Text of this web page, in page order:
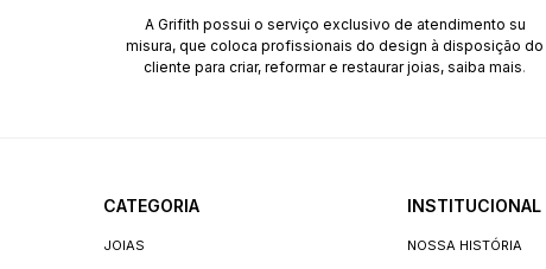
A Grifith possui o serviço exclusivo de atendimento su
misura, que coloca profissionais do design à disposição do
cliente para criar, reformar e restaurar joias, saiba mais.
CATEGORIA
JOIAS
INSTITUCIONAL
NOSSA HISTÓRIA